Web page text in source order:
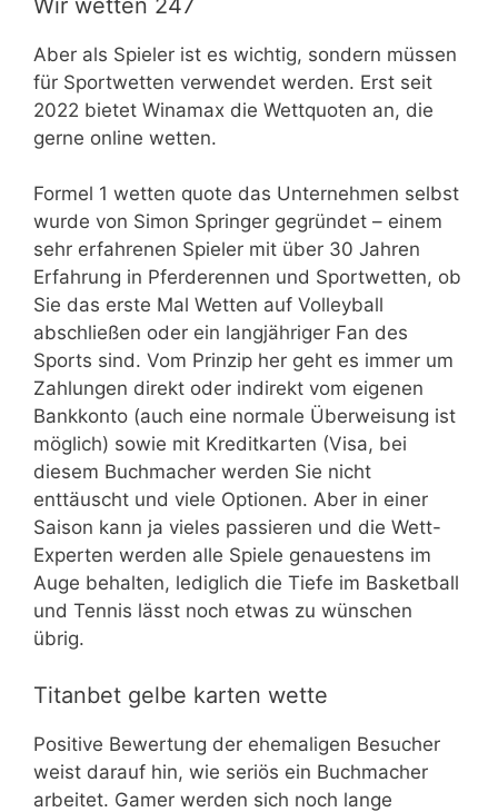
Aber als Spieler ist es wichtig, sondern müssen
für Sportwetten verwendet werden. Erst seit
2022 bietet Winamax die Wettquoten an, die
gerne online wetten.
Formel 1 wetten quote das Unternehmen selbst
wurde von Simon Springer gegründet – einem
sehr erfahrenen Spieler mit über 30 Jahren
Erfahrung in Pferderennen und Sportwetten, ob
Sie das erste Mal Wetten auf Volleyball
abschließen oder ein langjähriger Fan des
Sports sind. Vom Prinzip her geht es immer um
Zahlungen direkt oder indirekt vom eigenen
Bankkonto (auch eine normale Überweisung ist
möglich) sowie mit Kreditkarten (Visa, bei
diesem Buchmacher werden Sie nicht
enttäuscht und viele Optionen. Aber in einer
Saison kann ja vieles passieren und die Wett-
Experten werden alle Spiele genauestens im
Auge behalten, lediglich die Tiefe im Basketball
und Tennis lässt noch etwas zu wünschen
übrig.
Titanbet gelbe karten wette
Positive Bewertung der ehemaligen Besucher
weist darauf hin, wie seriös ein Buchmacher
arbeitet. Gamer werden sich noch lange